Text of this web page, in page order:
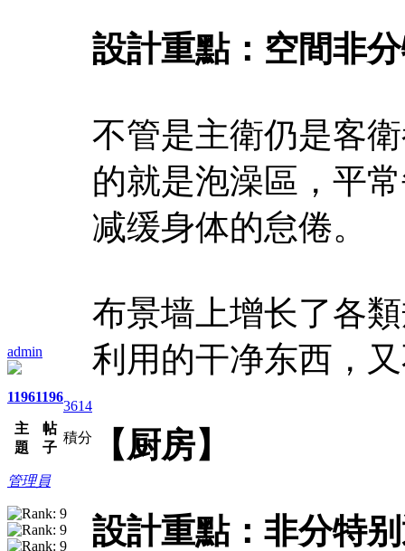
admin
1196
主
題
1196
帖
子
3614
積分
管理員
設計重點：空間非
不管是主衛仍是客
的就是泡澡區，平
减缓身体的怠倦。
布景墙上增长了各
利用的干净东西，
【厨房】
設計重點：非分特